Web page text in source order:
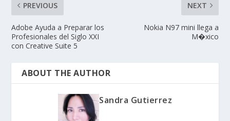
PREVIOUS
Adobe Ayuda a Preparar los
Profesionales del Siglo XXI
con Creative Suite 5
NEXT
Nokia N97 mini llega a
M�xico
ABOUT THE AUTHOR
Sandra Gutierrez